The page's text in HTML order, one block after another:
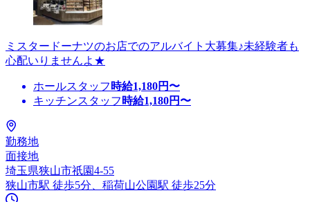
ミスタードーナツのお店でのアルバイト大募集♪未経験者も
心配いりませんよ★
ホールスタッフ 時給1,180円〜
キッチンスタッフ 時給1,180円〜
勤務地
面接地
埼玉県狭山市祇園4-55
狭山市駅 徒歩5分、稲荷山公園駅 徒歩25分